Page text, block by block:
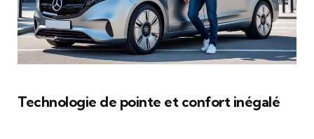
Technologie de pointe et confort inégalé